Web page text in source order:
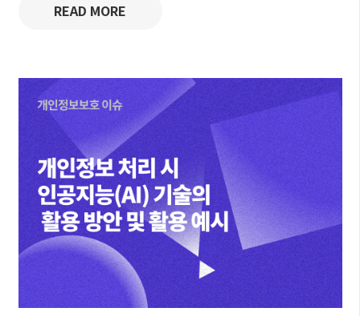
READ MORE